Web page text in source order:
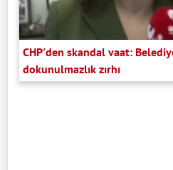
CHP'den skandal vaat:
dokunulmazlık zırhı